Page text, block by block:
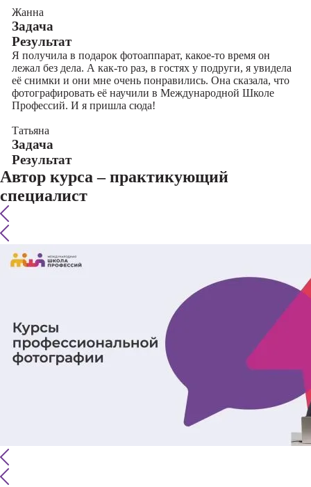
Жанна
Задача
Результат
Я получила в подарок фотоаппарат, какое-то время он
лежал без дела. А как-то раз, в гостях у подруги, я увидела
её снимки и они мне очень понравились. Она сказала, что
фотографировать её научили в Международной Школе
Профессий. И я пришла сюда!
Татьяна
Задача
Результат
Автор курса – практикующий
специалист